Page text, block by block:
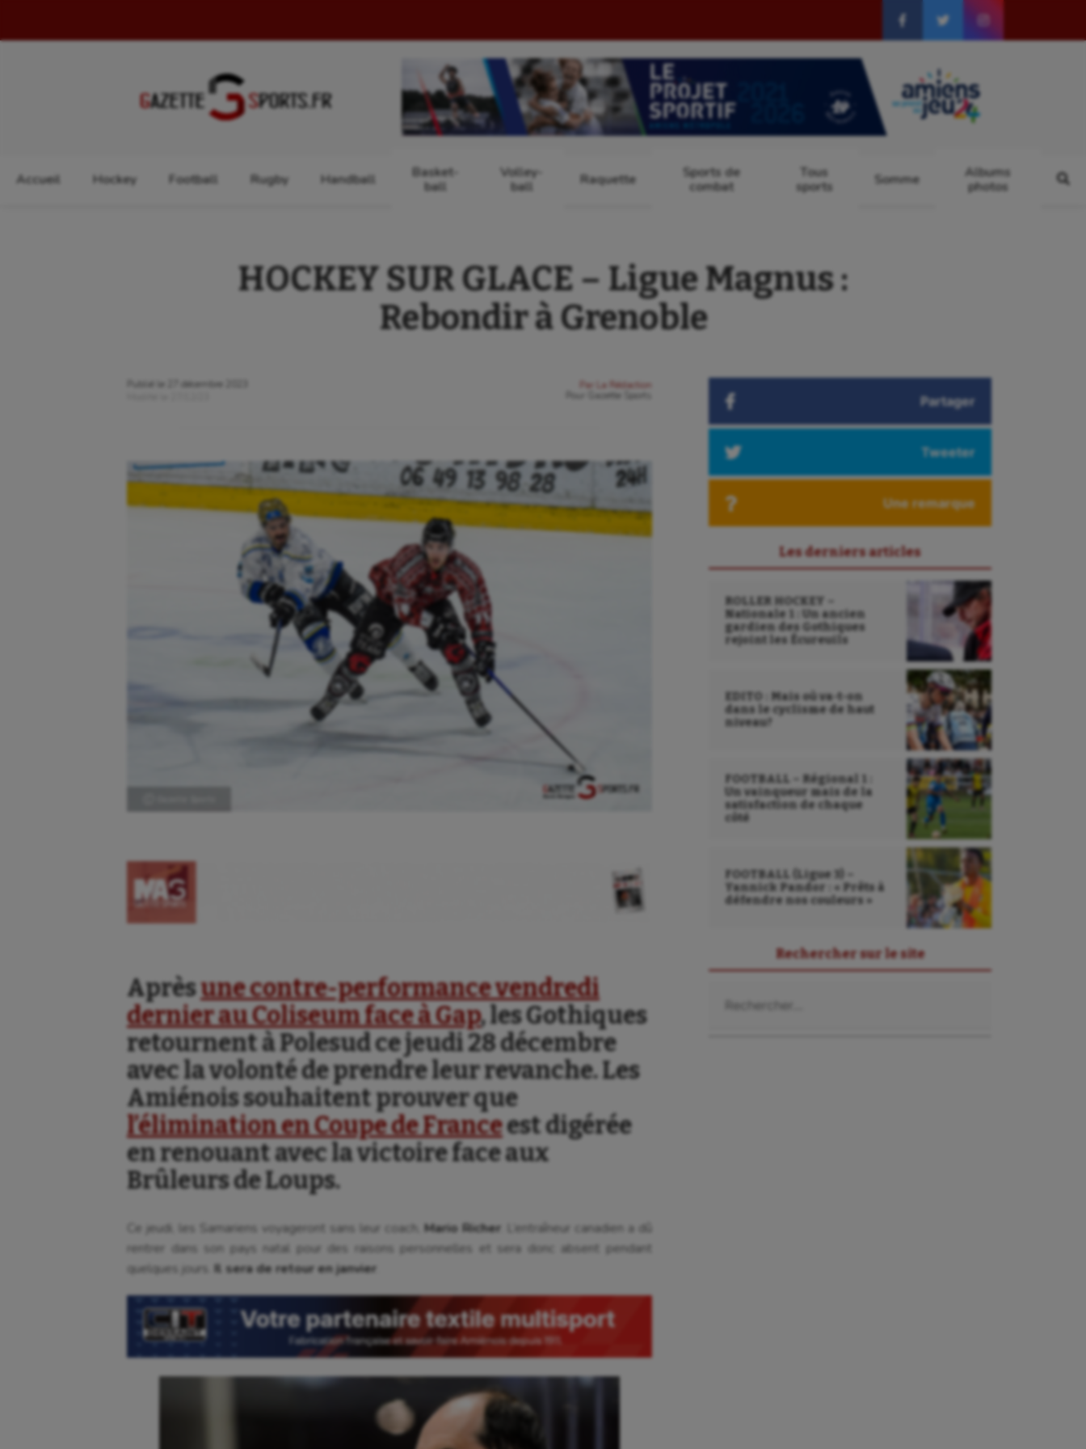
Accueil Hockey Football Rugby Handball
Basket-
ball
Volley-
ball
Raquette
Sports de
combat
Tous
sports
Somme
Albums
photos
HOCKEY SUR GLACE – Ligue Magnus :
Rebondir à Grenoble
Publié le
27 décembre 2023
Par
La Rédaction
Gazette Sports
Aprèsune contre-performance vendredi
dernier au Coliseum face à Gap, les Gothiques
retournent à Polesud ce jeudi 28 décembre
avec la volonté de prendre leur revanche. Les
Amiénois souhaitent prouver que
l’élimination en Coupe de Franceest digérée
en renouant avec la victoire face aux
Brûleurs de Loups.
Ce jeudi, les Samariens voyageront sans leur coach, Mario Richer . L’entraîneur canadien a dû
rentrer dans son pays natal pour des raisons personnelles et sera donc absent pendant
quelques jours. Il sera de retour en janvier
Partager
Tweeter
Une remarque
Les derniers articles
ROLLER HOCKEY –
Nationale 1 : Un ancien
gardien des Gothiques
rejoint les Écureuils
EDITO : Mais où va-t-on
dans le cyclisme de haut
niveau?
FOOTBALL – Régional 1 :
Un vainqueur mais de la
satisfaction de chaque
côté
FOOTBALL (Ligue 3) –
Yannick Pandor : « Prêts à
défendre nos couleurs »
Rechercher sur le site